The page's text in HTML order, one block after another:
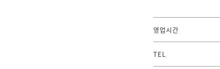
영업시간
TEL